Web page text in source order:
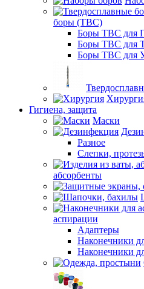
боры (ТВС)
Боры ТВС для
Боры ТВС для
Боры ТВС для
Гигиена, защита
Маски
Разное
Слепки,
абсорбенты
аспирации
Адаптеры
Наконечники
Наконечники